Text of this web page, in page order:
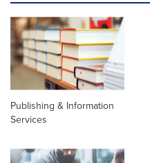
Publishing & Information
Services